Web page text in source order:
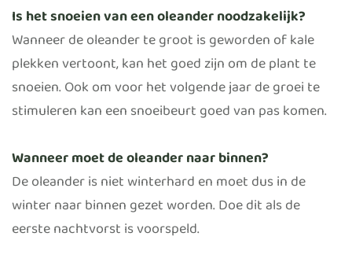
Is het snoeien van een oleander noodzakelijk?
Wanneer de oleander te groot is geworden of kale
plekken vertoont, kan het goed zijn om de plant te
snoeien. Ook om voor het volgende jaar de groei te
stimuleren kan een snoeibeurt goed van pas komen.
Wanneer moet de oleander naar binnen?
De oleander is niet winterhard en moet dus in de
winter naar binnen gezet worden. Doe dit als de
eerste nachtvorst is voorspeld.